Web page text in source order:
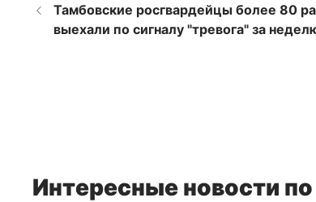
Тамбовские росгвардейцы более 80
выехали по сигналу "тревога" за
Интересные новости